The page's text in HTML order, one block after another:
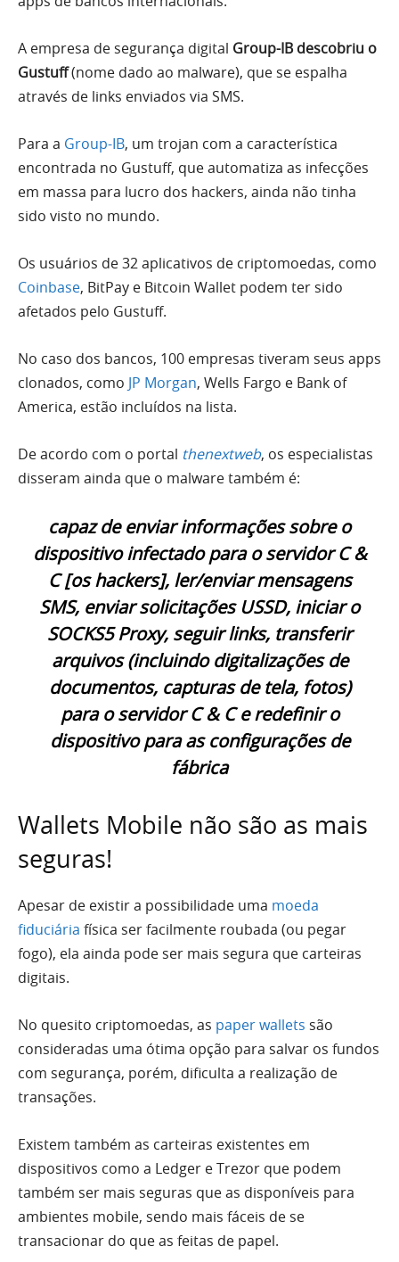
A empresa de segurança digital Group-IB descobriu o
Gustuff(nome dado ao malware), que se espalha
através de links enviados via SMS.
Para a Group-IB, um trojan com a característica
encontrada no Gustuff, que automatiza as infecções
em massa para lucro dos hackers, ainda não tinha
sido visto no mundo.
Os usuários de 32 aplicativos de criptomoedas, como
Coinbase, BitPay e Bitcoin Wallet podem ter sido
afetados pelo Gustuff.
No caso dos bancos, 100 empresas tiveram seus apps
clonados, como JP Morgan, Wells Fargo e Bank of
America, estão incluídos na lista.
De acordo com o portal thenextweb, os especialistas
disseram ainda que o malware também é:
capaz de enviar informações sobre o
dispositivo infectado para o servidor C &
C [os hackers], ler/enviar mensagens
SMS, enviar solicitações USSD, iniciar o
SOCKS5 Proxy, seguir links, transferir
arquivos (incluindo digitalizações de
documentos, capturas de tela, fotos)
para o servidor C & C e redefinir o
dispositivo para as configurações de
fábrica
Wallets Mobile não são as mais
seguras!
Apesar de existir a possibilidade uma moeda
fiduciária física ser facilmente roubada (ou pegar
fogo), ela ainda pode ser mais segura que carteiras
digitais.
No quesito criptomoedas, as paper wallets são
consideradas uma ótima opção para salvar os fundos
com segurança, porém, dificulta a realização de
transações.
Existem também as carteiras existentes em
dispositivos como a Ledger e Trezor que podem
também ser mais seguras que as disponíveis para
ambientes mobile, sendo mais fáceis de se
transacionar do que as feitas de papel.